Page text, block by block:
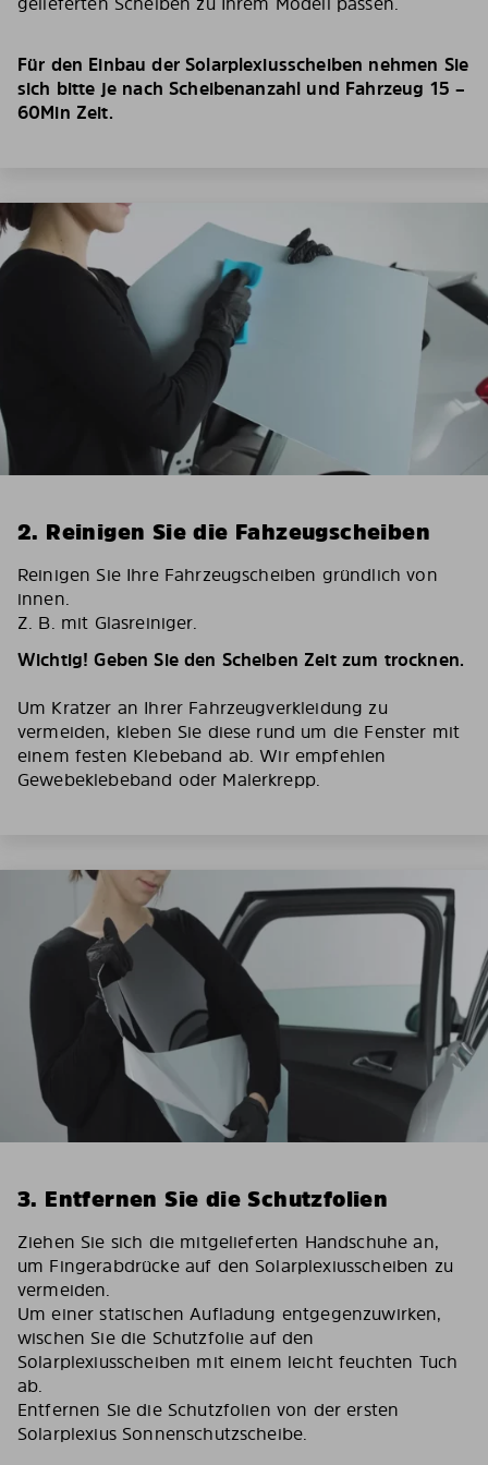
Für den Einbau der Solarplexiusscheiben nehmen Sie
sich bitte je nach Scheibenanzahl und Fahrzeug 15 –
60Min Zeit.
2. Reinigen Sie die Fahzeugscheiben
Reinigen Sie Ihre Fahrzeugscheiben gründlich von
innen.
Z. B. mit Glasreiniger.
Wichtig! Geben Sie den Scheiben Zeit zum trocknen.
Um Kratzer an Ihrer Fahrzeugverkleidung zu
vermeiden, kleben Sie diese rund um die Fenster mit
einem festen Klebeband ab. Wir empfehlen
Gewebeklebeband oder Malerkrepp.
3. Entfernen Sie die Schutzfolien
Ziehen Sie sich die mitgelieferten Handschuhe an,
um Fingerabdrücke auf den Solarplexiusscheiben zu
vermeiden.
Um einer statischen Aufladung entgegenzuwirken,
wischen Sie die Schutzfolie auf den
Solarplexiusscheiben mit einem leicht feuchten Tuch
ab.
Entfernen Sie die Schutzfolien von der ersten
Solarplexius Sonnenschutzscheibe.